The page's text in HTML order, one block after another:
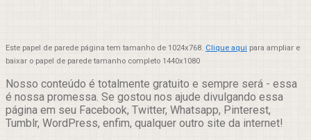
Este papel de parede página tem tamanho de 1024x768. Clique aqui para ampliar e
baixar o papel de parede tamanho completo 1440x1080
Nosso conteúdo é totalmente gratuito e sempre será - essa
é nossa promessa. Se gostou nos ajude divulgando essa
página em seu Facebook, Twitter, Whatsapp, Pinterest,
Tumblr, WordPress, enfim, qualquer outro site da internet!